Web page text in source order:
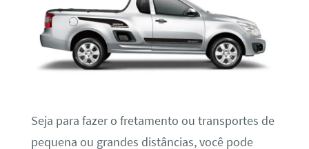
Seja para fazer o fretamento ou transportes de
pequena ou grandes distâncias, você pode